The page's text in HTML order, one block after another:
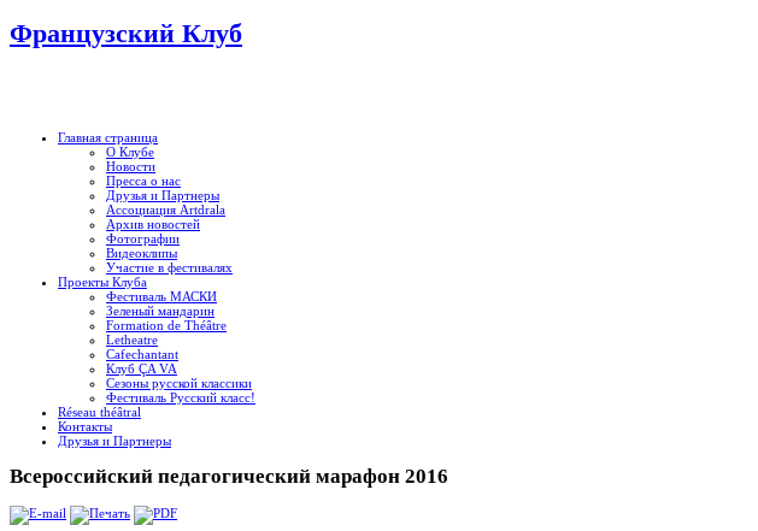
Французский Клуб
Главная страница
О Клубе
Новости
Пресса о нас
Друзья и Партнеры
Ассоциация Artdrala
Архив новостей
Фотографии
Видеоклипы
Участие в фестивалях
Проекты Клуба
Фестиваль МАСКИ
Зеленый мандарин
Formation de Théâtre
Letheatre
Cafechantant
Клуб ÇA VA
Сезоны русской классики
Фестиваль Русский класс!
Réseau théâtral
Контакты
Друзья и Партнеры
Всероссийский педагогический марафон 2016